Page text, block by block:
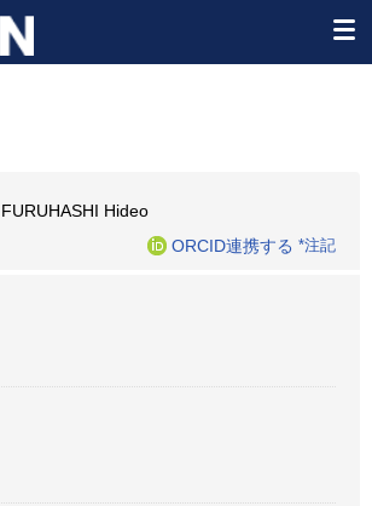
FURUHASHI Hideo
ORCID連携する *注記